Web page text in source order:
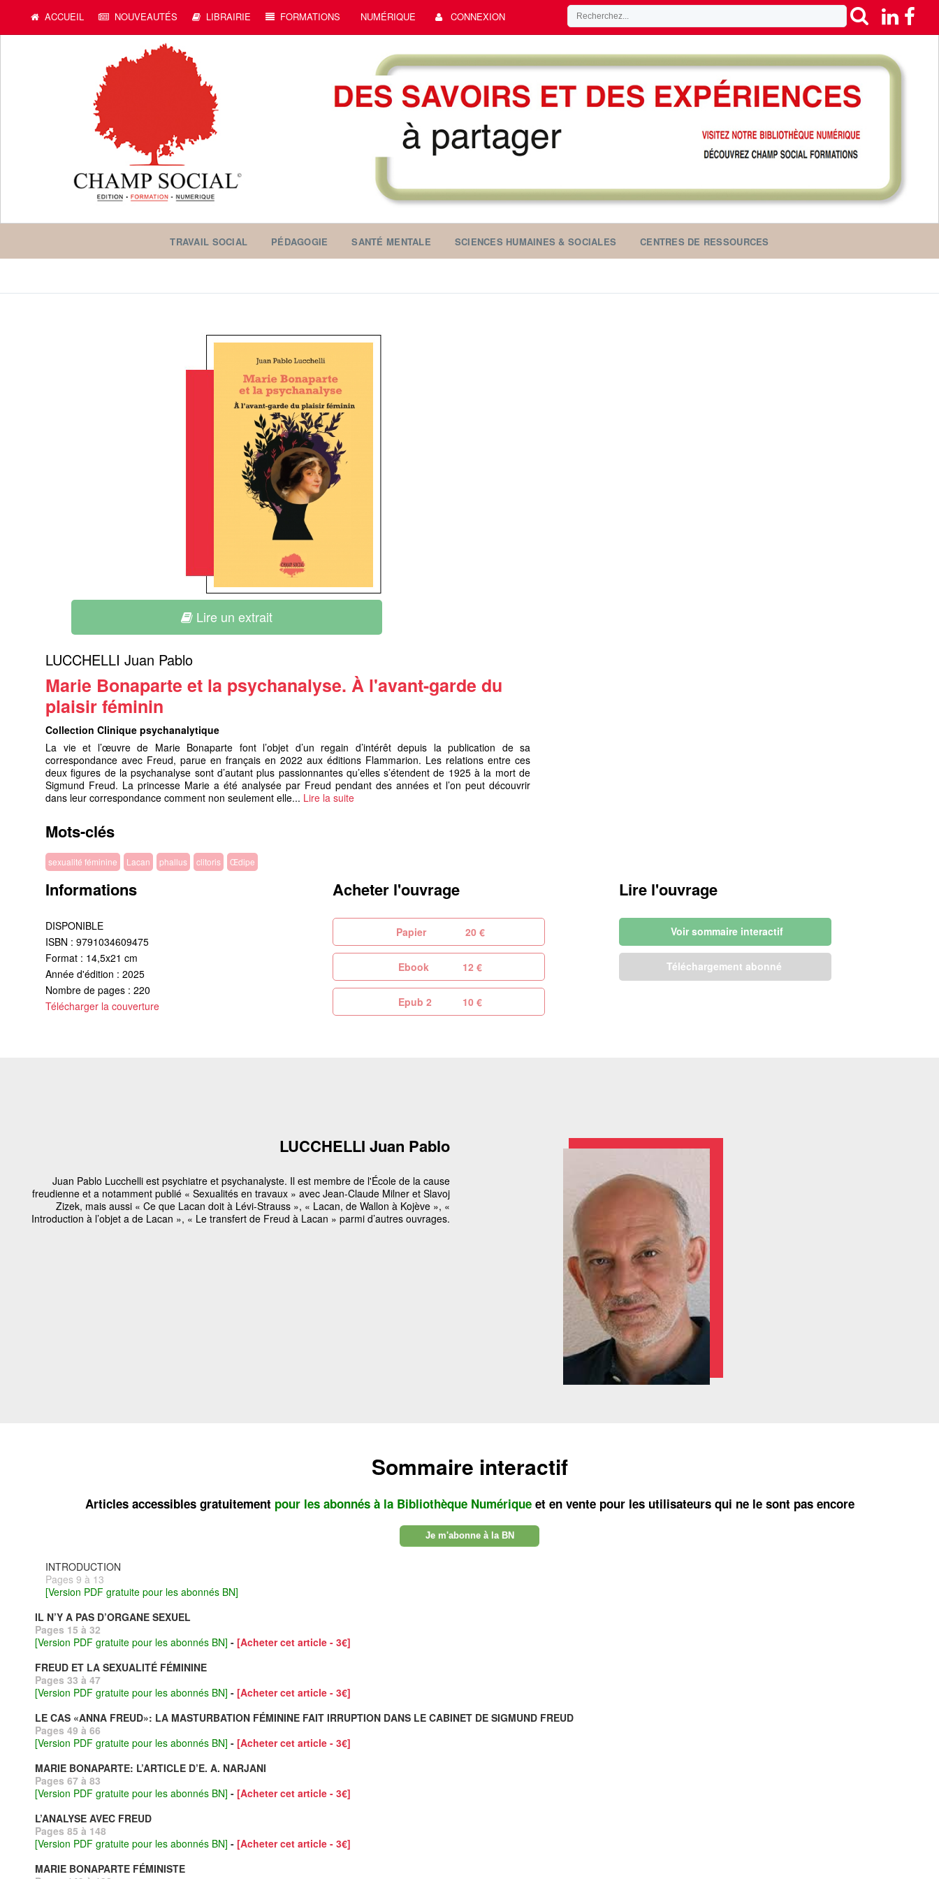
ACCUEIL NOUVEAUTÉS LIBRAIRIE FORMATIONS NUMÉRIQUE CONNEXION
TRAVAIL SOCIAL PÉDAGOGIE SANTÉ MENTALE SCIENCES HUMAINES & SOCIALES CENTRES DE RESSOURCES
Lire un extrait
LUCCHELLI Juan Pablo
Marie Bonaparte et la psychanalyse. À l'avant-garde du
plaisir féminin
Collection Clinique psychanalytique
La vie et l’œuvre de Marie Bonaparte font l’objet d’un regain d’intérêt depuis la publication de sa
correspondance avec Freud, parue en français en 2022 aux éditions Flammarion. Les relations entre ces
deux figures de la psychanalyse sont d’autant plus passionnantes qu’elles s’étendent de 1925 à la mort de
Sigmund Freud. La princesse Marie a été analysée par Freud pendant des années et l’on peut découvrir
dans leur correspondance comment non seulement elle... Lire la suite
Mots-clés
sexualité féminine Lacan phallus clitoris Œdipe
Informations
DISPONIBLE
ISBN : 9791034609475
Format : 14,5x21 cm
Année d'édition : 2025
Nombre de pages : 220
Télécharger la couverture
Acheter l'ouvrage
Papier 20 €
Ebook 12 €
Epub 2 10 €
Lire l'ouvrage
Voir sommaire interactif
Téléchargement abonné
LUCCHELLI Juan Pablo
Juan Pablo Lucchelli est psychiatre et psychanalyste. Il est membre de l'École de la cause
freudienne et a notamment publié « Sexualités en travaux » avec Jean-Claude Milner et Slavoj
Zizek, mais aussi « Ce que Lacan doit à Lévi-Strauss », « Lacan, de Wallon à Kojève », «
Introduction à l’objet a de Lacan », « Le transfert de Freud à Lacan » parmi d’autres ouvrages.
Sommaire interactif
Articles accessibles gratuitement pour les abonnés à la Bibliothèque Numérique et en vente pour les utilisateurs qui ne le sont pas encore
Je m'abonne à la BN
INTRODUCTION
Pages 9 à 13
[Version PDF gratuite pour les abonnés BN]
IL N’Y A PAS D’ORGANE SEXUEL
Pages 15 à 32
[Version PDF gratuite pour les abonnés BN] - [Acheter cet article - 3€]
FREUD ET LA SEXUALITÉ FÉMININE
Pages 33 à 47
[Version PDF gratuite pour les abonnés BN] - [Acheter cet article - 3€]
LE CAS «ANNA FREUD»: LA MASTURBATION FÉMININE FAIT IRRUPTION DANS LE CABINET DE SIGMUND FREUD
Pages 49 à 66
[Version PDF gratuite pour les abonnés BN] - [Acheter cet article - 3€]
MARIE BONAPARTE: L’ARTICLE D’E. A. NARJANI
Pages 67 à 83
[Version PDF gratuite pour les abonnés BN] - [Acheter cet article - 3€]
L’ANALYSE AVEC FREUD
Pages 85 à 148
[Version PDF gratuite pour les abonnés BN] - [Acheter cet article - 3€]
MARIE BONAPARTE FÉMINISTE